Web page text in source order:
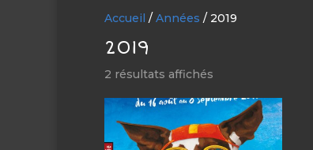
Accueil / Années / 2019
2019
2 résultats affichés